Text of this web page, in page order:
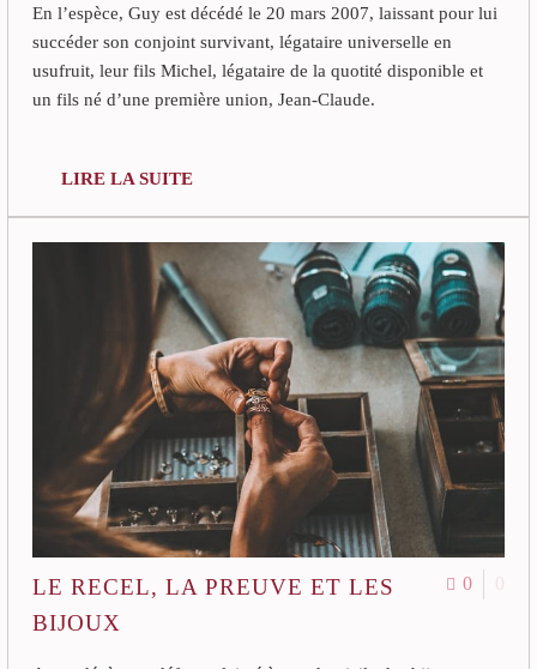
En l’espèce, Guy est décédé le 20 mars 2007, laissant pour lui
succéder son conjoint survivant, légataire universelle en
usufruit, leur fils Michel, légataire de la quotité disponible et
un fils né d’une première union, Jean-Claude.
LIRE LA SUITE
0 0
LE RECEL, LA PREUVE ET LES
BIJOUX